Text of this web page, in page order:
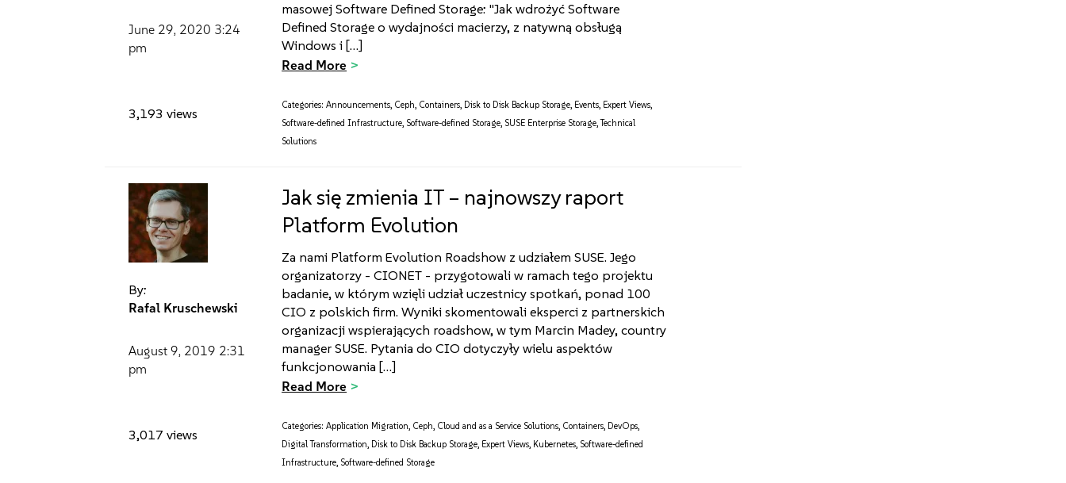
June 29, 2020 3:24
pm
3,193 views
masowej Software Defined Storage: "Jak wdrożyć Software
Defined Storage o wydajności macierzy, z natywną obsługą
Windows i […]
Read More
Categories: Announcements, Ceph, Containers, Disk to Disk Backup Storage, Events, Expert Views,
Software-defined Infrastructure, Software-defined Storage, SUSE Enterprise Storage, Technical
Solutions
By:
Rafal Kruschewski
August 9, 2019 2:31
pm
3,017 views
Jak się zmienia IT – najnowszy raport
Platform Evolution
Za nami Platform Evolution Roadshow z udziałem SUSE. Jego
organizatorzy - CIONET - przygotowali w ramach tego projektu
badanie, w którym wzięli udział uczestnicy spotkań, ponad 100
CIO z polskich firm. Wyniki skomentowali eksperci z partnerskich
organizacji wspierających roadshow, w tym Marcin Madey, country
manager SUSE. Pytania do CIO dotyczyły wielu aspektów
funkcjonowania […]
Read More
Categories: Application Migration, Ceph, Cloud and as a Service Solutions, Containers, DevOps,
Digital Transformation, Disk to Disk Backup Storage, Expert Views, Kubernetes, Software-defined
Infrastructure, Software-defined Storage